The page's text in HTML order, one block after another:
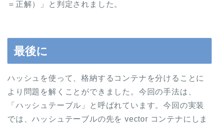
＝正解）」と判定されました。
最後に
ハッシュを使って、格納するコンテナを分けることに
より問題を解くことができました。今回の手法は、
「ハッシュテーブル」と呼ばれています。今回の実装
では、ハッシュテーブルの先を vector コンテナにしま